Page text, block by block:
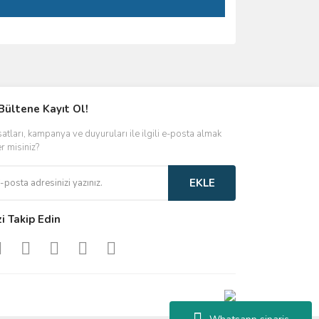
Kayıt Ol!
kampanya ve duyuruları ile ilgili e-posta almak
misiniz?
EKLE
Takip Edin